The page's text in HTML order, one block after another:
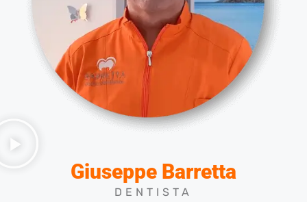
Giuseppe Barretta
DENTISTA